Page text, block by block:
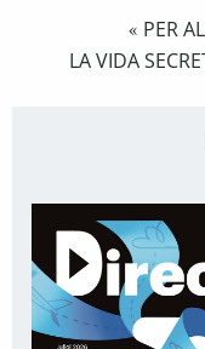
« PER
LA VIDA